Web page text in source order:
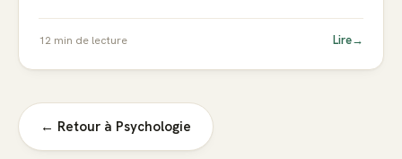
12 min de lecture Lire→
← Retour à Psychologie